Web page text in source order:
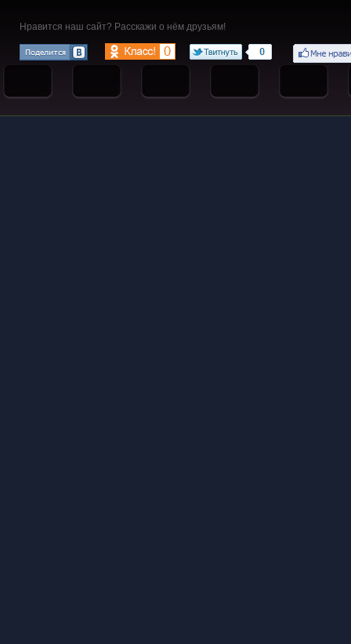
Нравится наш сайт? Расскажи о нём друзьям!